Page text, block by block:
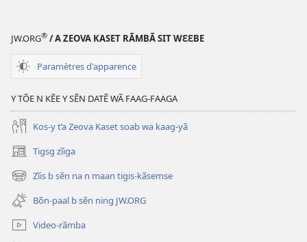
JW.ORG® / A ZEOVA KASET RÃMBÃ SIT WƐƐBE
Paramètres d'apparence
Y TÕE N KẼE Y SẼN DATẼ WÃ FAAG-FAAGA
Kos-y t’a Zeova Kaset soab wa kaag-yã
Tigsg zĩiga
(ouvre
une
nouvelle
fenêtre)
Zĩis b sẽn na n maan tigis-kãsemse
(ouvre
une
nouvelle
fenêtre)
Bõn-paal b sẽn ning JW.ORG
Video-rãmba